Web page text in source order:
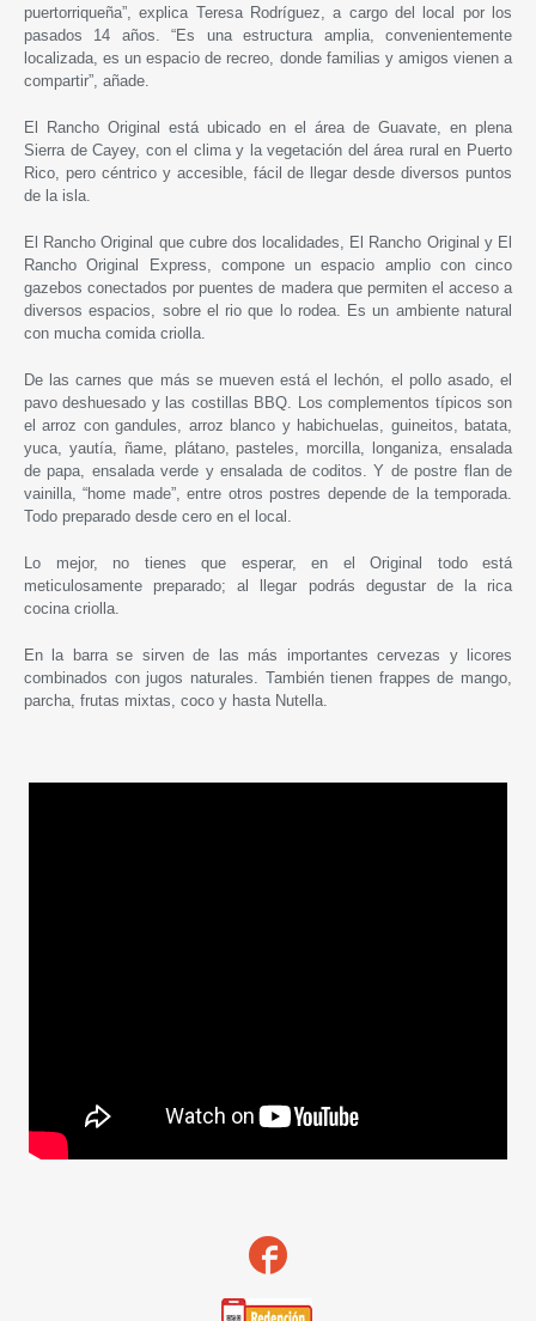
puertorriqueña”, explica Teresa Rodríguez, a cargo del local por los
pasados 14 años. “Es una estructura amplia, convenientemente
localizada, es un espacio de recreo, donde familias y amigos vienen a
compartir”, añade.
El Rancho Original está ubicado en el área de Guavate, en plena
Sierra de Cayey, con el clima y la vegetación del área rural en Puerto
Rico, pero céntrico y accesible, fácil de llegar desde diversos puntos
de la isla.
El Rancho Original que cubre dos localidades, El Rancho Original y El
Rancho Original Express, compone un espacio amplio con cinco
gazebos conectados por puentes de madera que permiten el acceso a
diversos espacios, sobre el rio que lo rodea. Es un ambiente natural
con mucha comida criolla.
De las carnes que más se mueven está el lechón, el pollo asado, el
pavo deshuesado y las costillas BBQ. Los complementos típicos son
el arroz con gandules, arroz blanco y habichuelas, guineitos, batata,
yuca, yautía, ñame, plátano, pasteles, morcilla, longaniza, ensalada
de papa, ensalada verde y ensalada de coditos. Y de postre flan de
vainilla, “home made”, entre otros postres depende de la temporada.
Todo preparado desde cero en el local.
Lo mejor, no tienes que esperar, en el Original todo está
meticulosamente preparado; al llegar podrás degustar de la rica
cocina criolla.
En la barra se sirven de las más importantes cervezas y licores
combinados con jugos naturales. También tienen frappes de mango,
parcha, frutas mixtas, coco y hasta Nutella.